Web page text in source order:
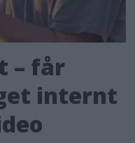
– får
internt